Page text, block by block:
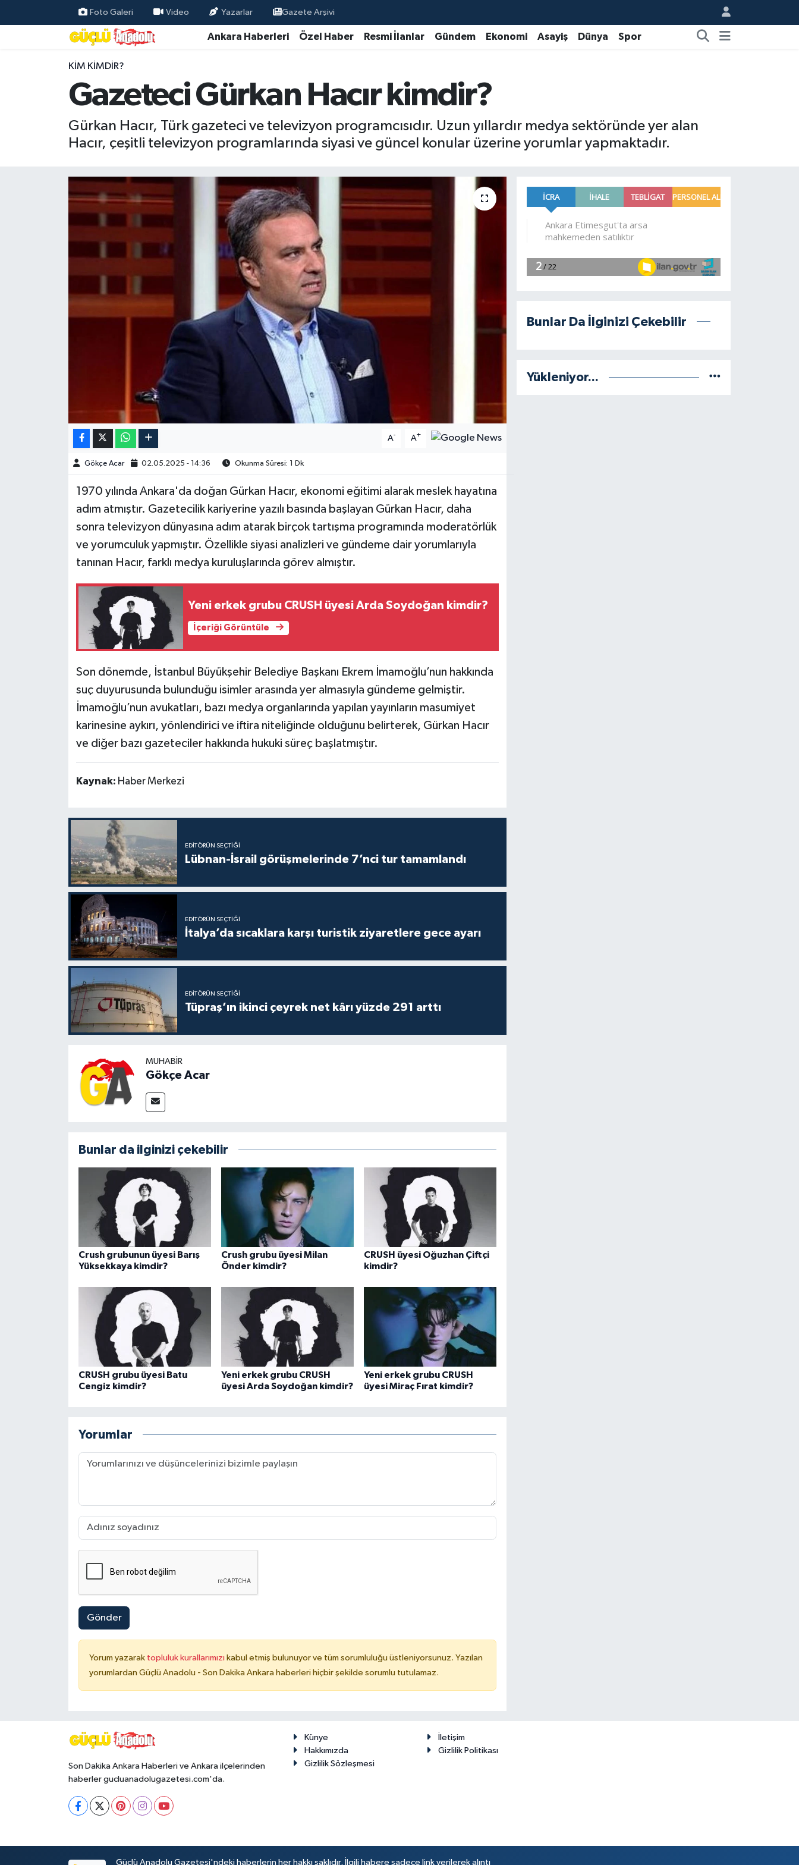
Foto Galeri Video Yazarlar Gazete Arşivi
Ankara Haberleri Özel Haber Resmi İlanlar Gündem Ekonomi Asayiş Dünya Spor
KIM KIMDIR?
Gazeteci Gürkan Hacır kimdir?
Gürkan Hacır, Türk gazeteci ve televizyon programcısıdır. Uzun yıllardır medya sektöründe yer alan
Hacır, çeşitli televizyon programlarında siyasi ve güncel konular üzerine yorumlar yapmaktadır.
A- A+
Gökçe Acar 02.05.2025 - 14:36 Okunma Süresi: 1 Dk
1970 yılında Ankara'da doğan Gürkan Hacır, ekonomi eğitimi alarak meslek hayatına
adım atmıştır. Gazetecilik kariyerine yazılı basında başlayan Gürkan Hacır, daha
sonra televizyon dünyasına adım atarak birçok tartışma programında moderatörlük
ve yorumculuk yapmıştır. Özellikle siyasi analizleri ve gündeme dair yorumlarıyla
tanınan Hacır, farklı medya kuruluşlarında görev almıştır.
Yeni erkek grubu CRUSH üyesi Arda Soydoğan kimdir?
İçeriği Görüntüle
Son dönemde, İstanbul Büyükşehir Belediye Başkanı Ekrem İmamoğlu’nun hakkında
suç duyurusunda bulunduğu isimler arasında yer almasıyla gündeme gelmiştir.
İmamoğlu’nun avukatları, bazı medya organlarında yapılan yayınların masumiyet
karinesine aykırı, yönlendirici ve iftira niteliğinde olduğunu belirterek, Gürkan Hacır
ve diğer bazı gazeteciler hakkında hukuki süreç başlatmıştır.
Kaynak: Haber Merkezi
EDITÖRÜN SEÇTIĞI
Lübnan-İsrail görüşmelerinde 7’nci tur tamamlandı
EDITÖRÜN SEÇTIĞI
İtalya’da sıcaklara karşı turistik ziyaretlere gece ayarı
EDITÖRÜN SEÇTIĞI
Tüpraş’ın ikinci çeyrek net kârı yüzde 291 arttı
MUHABIR
Gökçe Acar
Bunlar da ilginizi çekebilir
Crush grubunun üyesi Barış
Yüksekkaya kimdir?
Crush grubu üyesi Milan
Önder kimdir?
CRUSH üyesi Oğuzhan Çiftçi
kimdir?
CRUSH grubu üyesi Batu
Cengiz kimdir?
Yeni erkek grubu CRUSH
üyesi Arda Soydoğan kimdir?
Yeni erkek grubu CRUSH
üyesi Miraç Fırat kimdir?
Yorumlar
Gönder
Yorum yazarak topluluk kurallarımızı kabul etmiş bulunuyor ve tüm sorumluluğu üstleniyorsunuz. Yazılan
yorumlardan Güçlü Anadolu - Son Dakika Ankara haberleri hiçbir şekilde sorumlu tutulamaz.
Bunlar Da İlginizi Çekebilir
Yükleniyor...
Son Dakika Ankara Haberleri ve Ankara ilçelerinden
haberler gucluanadolugazetesi.com'da.
Künye
İletişim
Hakkımızda
Gizlilik Politikası
Gizlilik Sözleşmesi
Güçlü Anadolu Gazetesi'ndeki haberlerin her hakkı saklıdır. İlgili habere sadece link verilerek alıntı
Özel Haber
Resmi İlanlar
Ekonomi
Magazin
Burç Yorumları
Hava Durumu
Kim kimdir?
Yaşam-Çevre